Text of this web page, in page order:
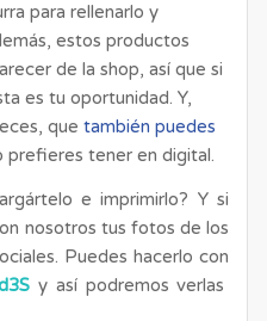
para rellenarlo y
estos productos
de la shop, así que si
es tu oportunidad. Y,
que también puedes
prefieres tener en digital.
e imprimirlo? Y si
nosotros tus fotos de los
Puedes hacerlo con
y así podremos verlas